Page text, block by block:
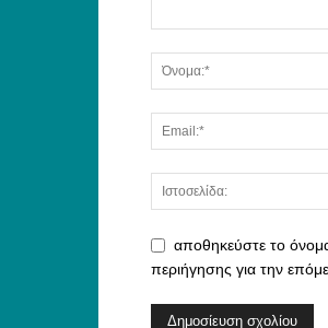
αποθηκεύστε το
περιήγησης για την